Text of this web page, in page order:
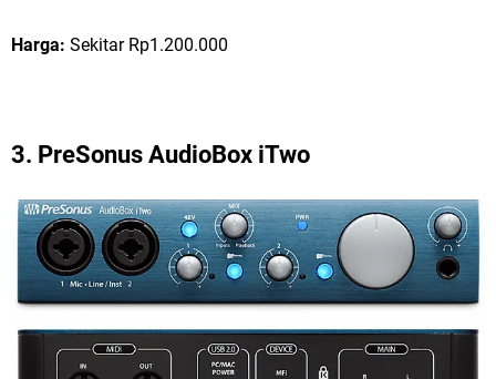
Harga: Sekitar Rp1.200.000
3. PreSonus AudioBox iTwo